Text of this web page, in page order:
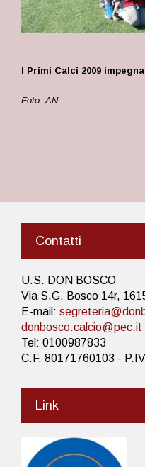
I Primi Calci 2009
Foto: AN
Contatti
U.S. DON BOSCO
Via S.G. Bosco 14r,
E-mail:
donbosco.calcio@pec.it
Tel: 0100987833
C.F. 80171760103 -
Link